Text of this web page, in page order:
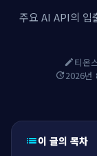
주요 AI API의 입
edit 티온
update 2026년
list이 글의 목차